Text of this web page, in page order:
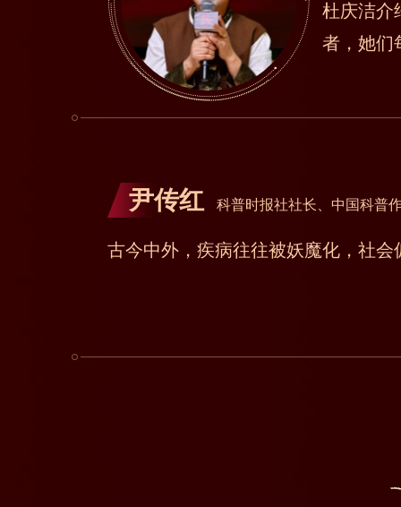
杜庆洁介
者，她们
尹传红 科普时报社社长、中国科普
古今中外，疾病往往被妖魔化，社